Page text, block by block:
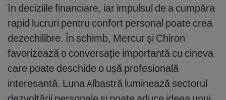
în deciziile financiare, iar impulsul de a cumpăra
rapid lucruri pentru confort personal poate crea
dezechilibre. În schimb, Mercur și Chiron
favorizează o conversație importantă cu cineva
care poate deschide o ușă profesională
interesantă. Luna Albastră luminează sectorul